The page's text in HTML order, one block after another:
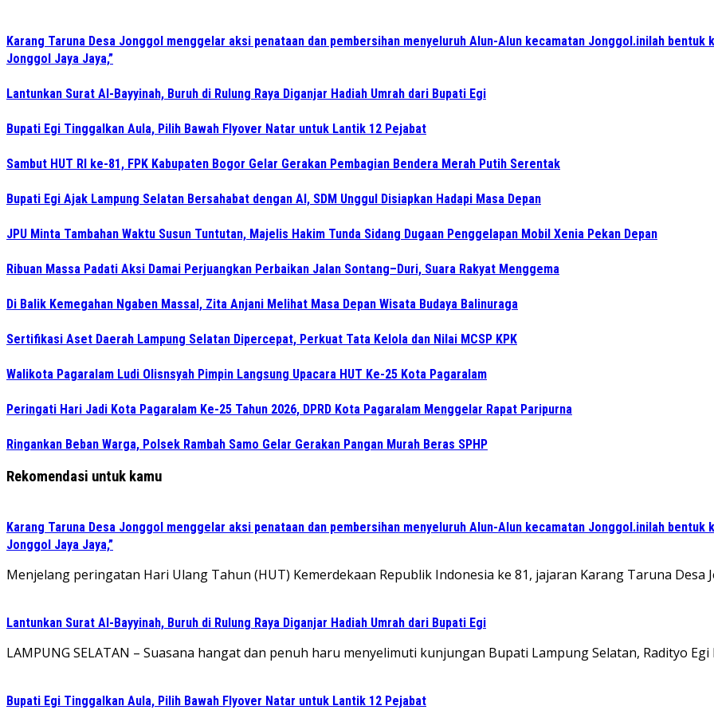
Karang Taruna Desa Jonggol menggelar aksi penataan dan pembersihan menyeluruh Alun-Alun kecamatan Jonggol.inilah
Jonggol Jaya Jaya,”
Lantunkan Surat Al-Bayyinah, Buruh di Rulung Raya Diganjar Hadiah Umrah dari Bupati Egi
Bupati Egi Tinggalkan Aula, Pilih Bawah Flyover Natar untuk Lantik 12 Pejabat
Sambut HUT RI ke-81, FPK Kabupaten Bogor Gelar Gerakan Pembagian Bendera Merah Putih Serentak
Bupati Egi Ajak Lampung Selatan Bersahabat dengan AI, SDM Unggul Disiapkan Hadapi Masa Depan
JPU Minta Tambahan Waktu Susun Tuntutan, Majelis Hakim Tunda Sidang Dugaan Penggelapan Mobil Xenia Pekan Depan
Ribuan Massa Padati Aksi Damai Perjuangkan Perbaikan Jalan Sontang–Duri, Suara Rakyat Menggema
Di Balik Kemegahan Ngaben Massal, Zita Anjani Melihat Masa Depan Wisata Budaya Balinuraga
Sertifikasi Aset Daerah Lampung Selatan Dipercepat, Perkuat Tata Kelola dan Nilai MCSP KPK
Walikota Pagaralam Ludi Olisnsyah Pimpin Langsung Upacara HUT Ke-25 Kota Pagaralam
Peringati Hari Jadi Kota Pagaralam Ke-25 Tahun 2026, DPRD Kota Pagaralam Menggelar Rapat Paripurna
Ringankan Beban Warga, Polsek Rambah Samo Gelar Gerakan Pangan Murah Beras SPHP
Rekomendasi untuk kamu
Karang Taruna Desa Jonggol menggelar aksi penataan dan pembersihan menyeluruh Alun-Alun kecamatan Jonggol.inilah
Jonggol Jaya Jaya,”
‎Menjelang peringatan Hari Ulang Tahun (HUT) Kemerdekaan Republik Indonesia ke 81, jajaran Karang Taruna
Lantunkan Surat Al-Bayyinah, Buruh di Rulung Raya Diganjar Hadiah Umrah dari Bupati Egi
LAMPUNG SELATAN – Suasana hangat dan penuh haru menyelimuti kunjungan Bupati Lampung Selatan, Radityo
Bupati Egi Tinggalkan Aula, Pilih Bawah Flyover Natar untuk Lantik 12 Pejabat